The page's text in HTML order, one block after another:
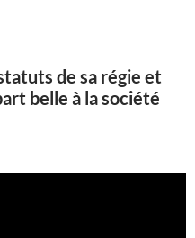
de sa régie et
belle à la société